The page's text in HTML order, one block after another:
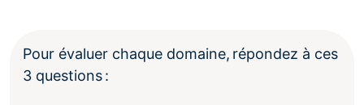
Pour évaluer chaque domaine, répondez à ces
3 questions :